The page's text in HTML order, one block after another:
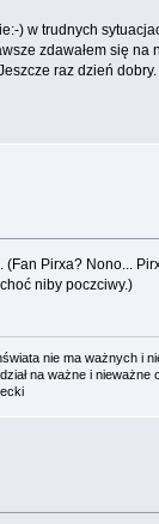
) w trudnych
zdawałem się na
raz dzień dobry.
(Fan Pirxa? Nono...
niby poczciwy.)
nie ma ważnych i
na ważne i nieważne